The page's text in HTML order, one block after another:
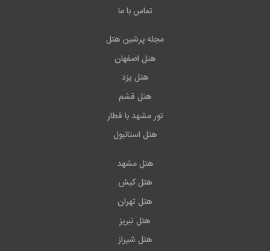
تماس با ما
مجله پرشین هتل
هتل اصفهان
هتل یزد
هتل قشم
تور مشهد با قطار
هتل استانبول
هتل مشهد
هتل کیش
هتل تهران
هتل تبریز
هتل شیراز